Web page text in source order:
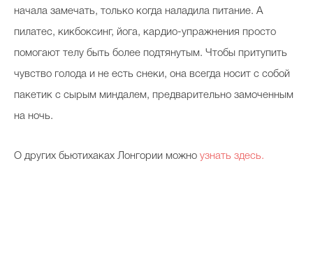
начала замечать, только когда наладила питание. А
пилатес, кикбоксинг, йога, кардио-упражнения просто
помогают телу быть более подтянутым. Чтобы притупить
чувство голода и не есть снеки, она всегда носит с собой
пакетик с сырым миндалем, предварительно замоченным
на ночь.
О других бьютихаках Лонгории можно узнать здесь.